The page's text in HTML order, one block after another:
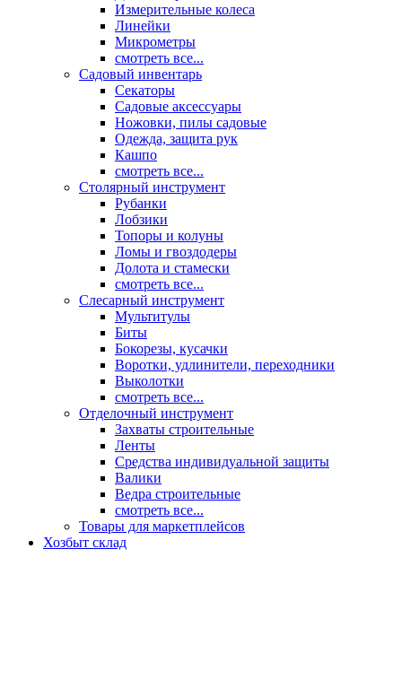
Измерительные колеса
Линейки
Микрометры
смотреть все...
Садовый инвентарь
Секаторы
Садовые аксессуары
Ножовки, пилы садовые
Одежда, защита рук
Кашпо
смотреть все...
Столярный инструмент
Рубанки
Лобзики
Топоры и колуны
Ломы и гвоздодеры
Долота и стамески
смотреть все...
Слесарный инструмент
Мультитулы
Биты
Бокорезы, кусачки
Воротки, удлинители, переходники
Выколотки
смотреть все...
Отделочный инструмент
Захваты строительные
Ленты
Средства индивидуальной защиты
Валики
Ведра строительные
смотреть все...
Товары для маркетплейсов
Хозбыт склад